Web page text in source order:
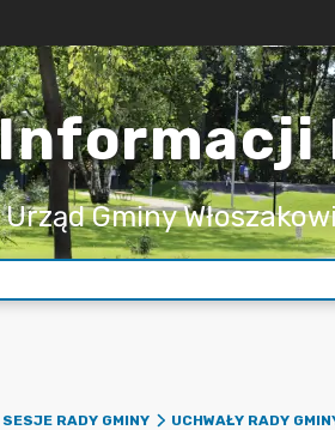
Urząd Gminy
SESJE RADY GMINY UCHWAŁY RADY